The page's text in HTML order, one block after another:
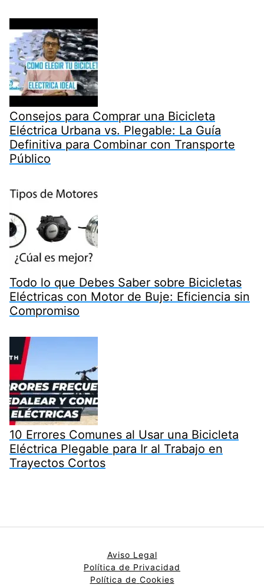
Consejos para Comprar una Bicicleta
Eléctrica Urbana vs. Plegable: La Guía
Definitiva para Combinar con Transporte
Público
Todo lo que Debes Saber sobre Bicicletas
Eléctricas con Motor de Buje: Eficiencia sin
Compromiso
10 Errores Comunes al Usar una Bicicleta
Eléctrica Plegable para Ir al Trabajo en
Trayectos Cortos
Aviso Legal
Política de Privacidad
Política de Cookies